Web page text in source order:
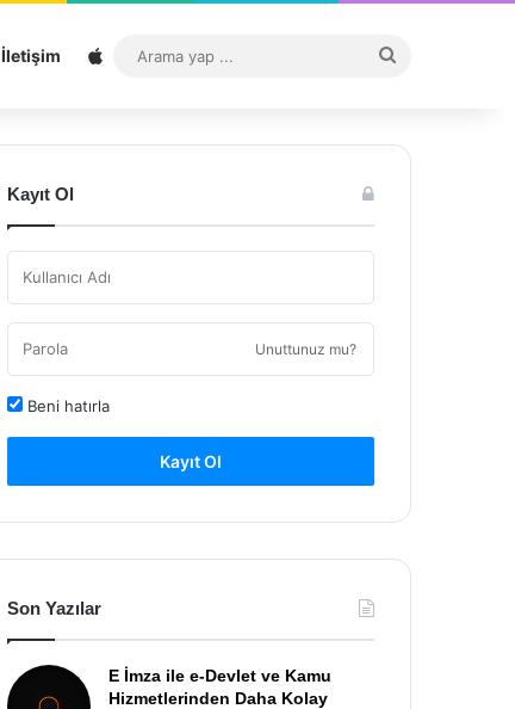
İletişim Sitemap
...
Kayıt Ol
Unuttunuz mu?
Beni hatırla
Kayıt Ol
Son Yazılar
E İmza ile e-Devlet ve Kamu
Hizmetlerinden Daha Kolay